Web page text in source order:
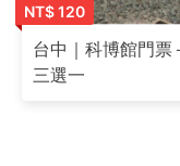
NT$ 120
台中｜科博館門
三選一